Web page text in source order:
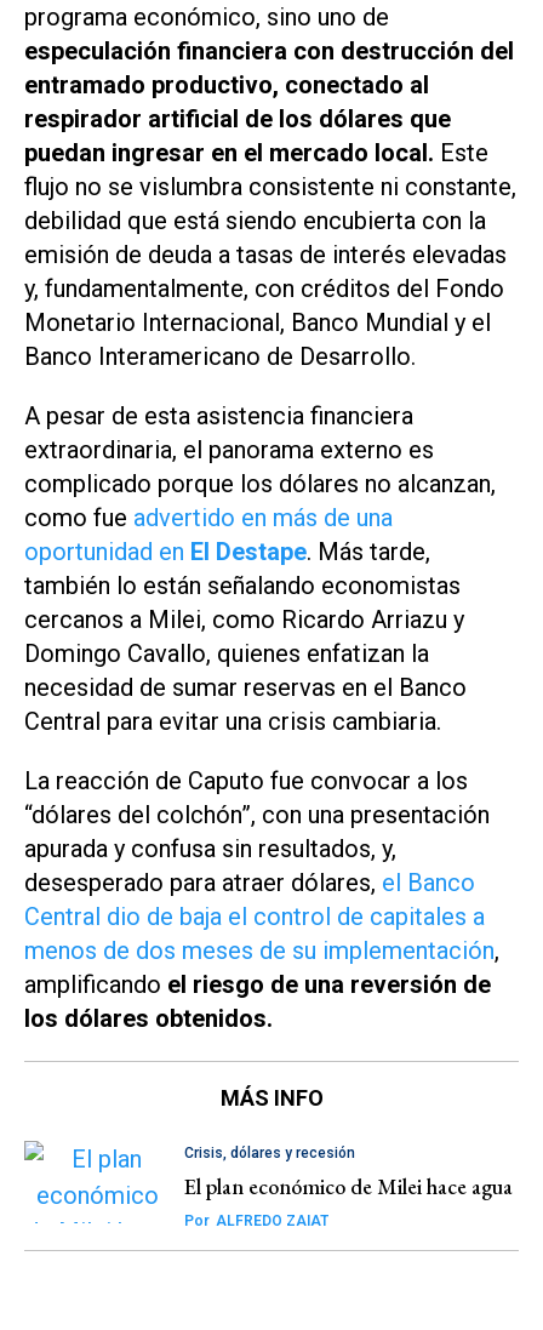
programa económico, sino uno de
especulación financiera con destrucción del
entramado productivo, conectado al
respirador artificial de los dólares que
puedan ingresar en el mercado local. Este
flujo no se vislumbra consistente ni constante,
debilidad que está siendo encubierta con la
emisión de deuda a tasas de interés elevadas
y, fundamentalmente, con créditos del Fondo
Monetario Internacional, Banco Mundial y el
Banco Interamericano de Desarrollo.
A pesar de esta asistencia financiera
extraordinaria, el panorama externo es
complicado porque los dólares no alcanzan,
como fue advertido en más de una
oportunidad en El Destape. Más tarde,
también lo están señalando economistas
cercanos a Milei, como Ricardo Arriazu y
Domingo Cavallo, quienes enfatizan la
necesidad de sumar reservas en el Banco
Central para evitar una crisis cambiaria.
La reacción de Caputo fue convocar a los
“dólares del colchón”, con una presentación
apurada y confusa sin resultados, y,
desesperado para atraer dólares, el Banco
Central dio de baja el control de capitales a
menos de dos meses de su implementación,
amplificando el riesgo de una reversión de
los dólares obtenidos.
MÁS INFO
Crisis, dólares y recesión
El plan económico de Milei hace agua
Por ALFREDO ZAIAT